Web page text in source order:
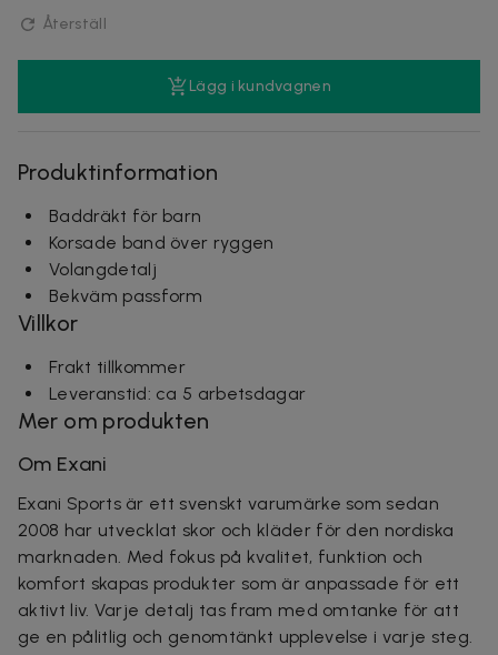
Återställ
Lägg i kundvagnen
Produktinformation
Baddräkt för barn
Korsade band över ryggen
Volangdetalj
Bekväm passform
Villkor
Frakt tillkommer
Leveranstid: ca 5 arbetsdagar
Mer om produkten
Om Exani
Exani Sports är ett svenskt varumärke som sedan
2008 har utvecklat skor och kläder för den nordiska
marknaden. Med fokus på kvalitet, funktion och
komfort skapas produkter som är anpassade för ett
aktivt liv. Varje detalj tas fram med omtanke för att
ge en pålitlig och genomtänkt upplevelse i varje steg.